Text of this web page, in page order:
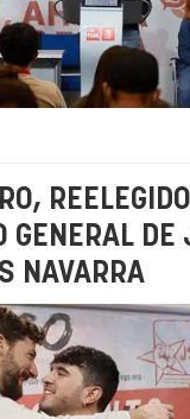
REELEGIDO
GENERAL DE
NAVARRA